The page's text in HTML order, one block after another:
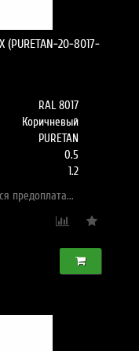
20-8017-
RAL 8017
Коричневый
PURETAN
0.5
1.2
предоплата...